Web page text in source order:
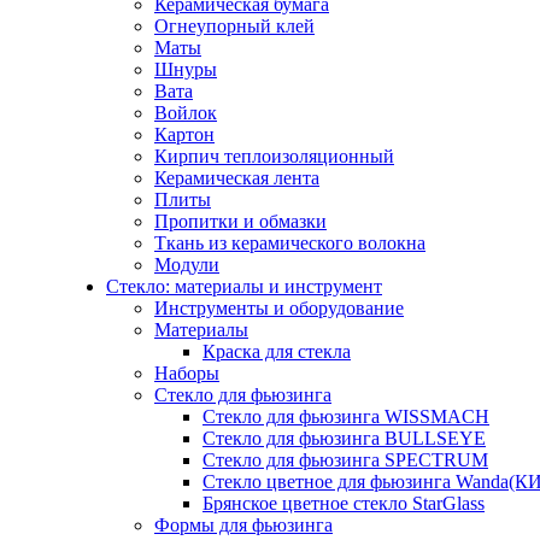
Керамическая бумага
Огнеупорный клей
Маты
Шнуры
Вата
Войлок
Картон
Кирпич теплоизоляционный
Керамическая лента
Плиты
Пропитки и обмазки
Ткань из керамического волокна
Модули
Стекло: материалы и инструмент
Инструменты и оборудование
Материалы
Краска для стекла
Наборы
Стекло для фьюзинга
Стекло для фьюзинга WISSMACH
Стекло для фьюзинга BULLSEYE
Стекло для фьюзинга SPECTRUM
Стекло цветное для фьюзинга
Брянское цветное стекло StarGlass
Формы для фьюзинга